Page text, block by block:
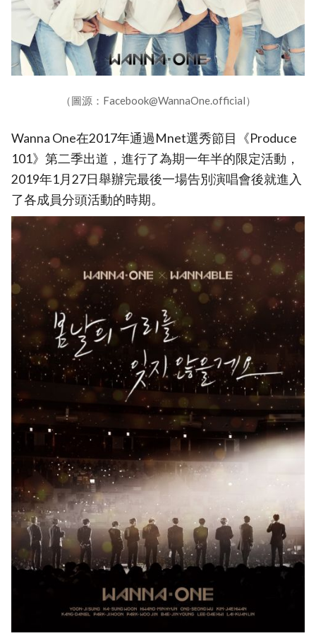
（圖源：Facebook@WannaOne.official）
Wanna One在2017年通過Mnet選秀節目《Produce
101》第二季出道，進行了為期一年半的限定活動，
2019年1月27日舉辦完最後一場告別演唱會後就進入
了各成員分頭活動的時期。